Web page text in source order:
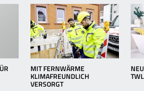
MIT FERNWÄRME
KLIMAFREUNDLICH
VERSORGT
TWL